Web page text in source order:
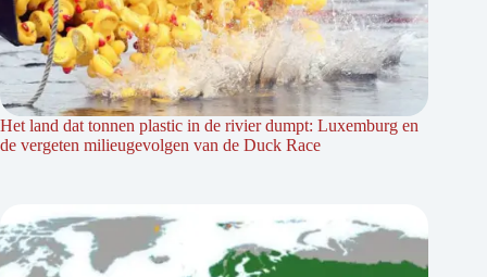
Het land dat tonnen plastic in de rivier dumpt: Luxemburg en
de vergeten milieugevolgen van de Duck Race